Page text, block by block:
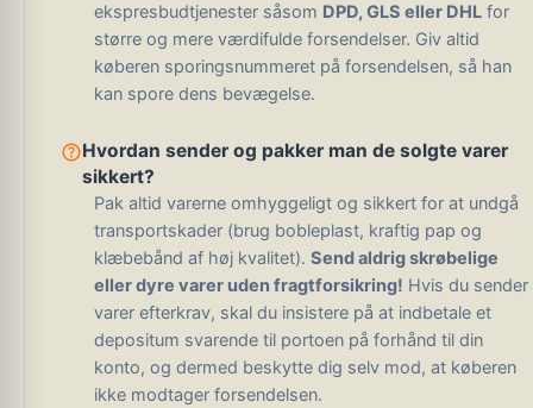
ekspresbudtjenester såsom DPD, GLS eller DHL for
større og mere værdifulde forsendelser. Giv altid
køberen sporingsnummeret på forsendelsen, så han
kan spore dens bevægelse.
help_outlineHvordan sender og pakker man de solgte varer
sikkert?
Pak altid varerne omhyggeligt og sikkert for at undgå
transportskader (brug bobleplast, kraftig pap og
klæbebånd af høj kvalitet). Send aldrig skrøbelige
eller dyre varer uden fragtforsikring! Hvis du sender
varer efterkrav, skal du insistere på at indbetale et
depositum svarende til portoen på forhånd til din
konto, og dermed beskytte dig selv mod, at køberen
ikke modtager forsendelsen.